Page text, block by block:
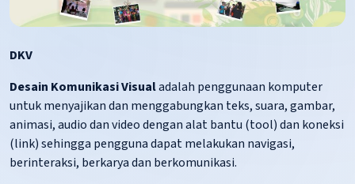
DKV
Desain Komunikasi Visualadalah penggunaan komputer
untuk menyajikan dan menggabungkan teks, suara, gambar,
animasi, audio dan video dengan alat bantu (tool) dan koneksi
(link) sehingga pengguna dapat melakukan navigasi,
berinteraksi, berkarya dan berkomunikasi.